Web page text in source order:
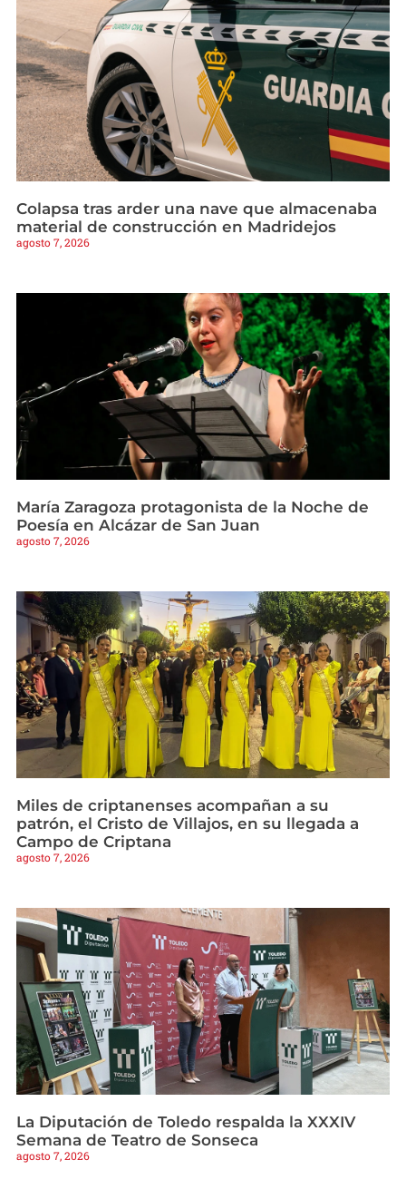
Colapsa tras arder una nave que almacenaba
material de construcción en Madridejos
agosto 7, 2026
María Zaragoza protagonista de la Noche de
Poesía en Alcázar de San Juan
agosto 7, 2026
Miles de criptanenses acompañan a su
patrón, el Cristo de Villajos, en su llegada a
Campo de Criptana
agosto 7, 2026
La Diputación de Toledo respalda la XXXIV
Semana de Teatro de Sonseca
agosto 7, 2026